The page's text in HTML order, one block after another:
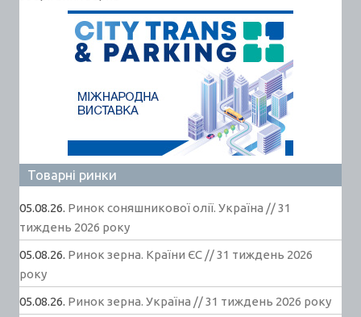
Товарні ринки
05.08.26. Ринок соняшникової олії. Україна // 31
тиждень 2026 року
05.08.26. Ринок зерна. Країни ЄС // 31 тиждень 2026
року
05.08.26. Ринок зерна. Україна // 31 тиждень 2026 року